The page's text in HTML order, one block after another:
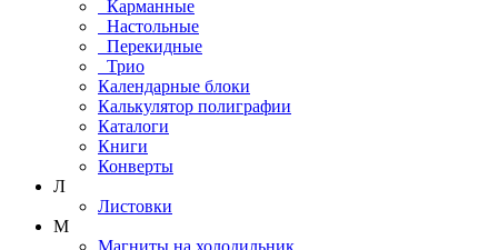
Карманные
Настольные
Перекидные
Трио
Календарные блоки
Калькулятор полиграфии
Каталоги
Книги
Конверты
Л
Листовки
М
Магниты на холодильник